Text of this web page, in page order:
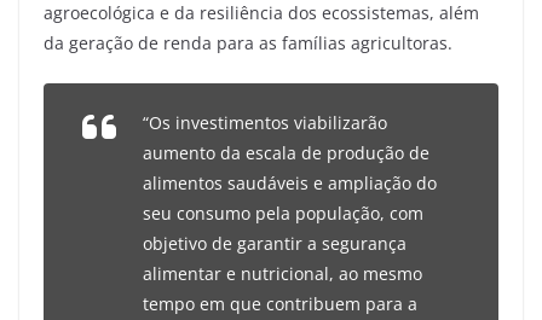
agroecológica e da resiliência dos ecossistemas, além
da geração de renda para as famílias agricultoras.
“Os investimentos viabilizarão
aumento da escala de produção de
alimentos saudáveis e ampliação do
seu consumo pela população, com
objetivo de garantir a segurança
alimentar e nutricional, ao mesmo
tempo em que contribuem para a